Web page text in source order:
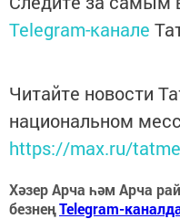
Telegram-канале
Читайте новости
национальном
https://max.ru/
Хәзер Арча һәм Арча
безнеңTelegram-